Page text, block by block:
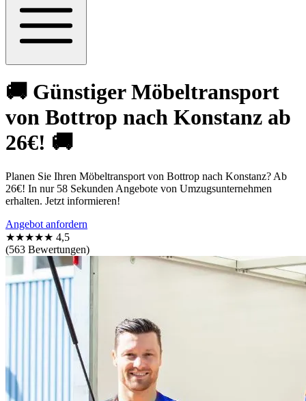
🚚 Günstiger Möbeltransport
von Bottrop nach Konstanz ab
26€! 🚚
Planen Sie Ihren Möbeltransport von Bottrop nach Konstanz? Ab
26€! In nur 58 Sekunden Angebote von Umzugsunternehmen
erhalten. Jetzt informieren!
Angebot anfordern
★★★★★ 4,5
(563 Bewertungen)